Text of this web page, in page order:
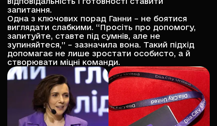
запитання.
Одна з ключових порад Ганни – не боятися
виглядати слабкими. “Просіть про допомогу,
запитуйте, ставте під сумнів, але не
зупиняйтеся,” – зазначила вона. Такий підхід
допомагає не лише зростати особисто, а й
створювати міцні команди.